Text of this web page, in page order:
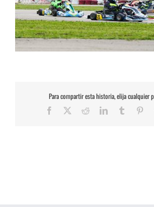
Para compartir esta historia, elija cualquier
Facebook RedditLinkedInTumblr